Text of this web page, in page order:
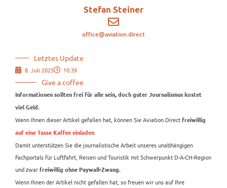
Stefan Steiner
office@aviation.direct
Letztes Update
8. Juli 2025 10:39
Give a coffee
Informationen sollten frei für alle sein, doch guter Journalismus kostet
viel Geld.
Wenn Ihnen dieser Artikel gefallen hat, können Sie Aviation.Direct freiwillig
auf eine Tasse Kaffee einladen.
Damit unterstützen Sie die journalistische Arbeit unseres unabhängigen
Fachportals für Luftfahrt, Reisen und Touristik mit Schwerpunkt D-A-CH-Region
und zwar freiwillig ohne Paywall-Zwang.
Wenn Ihnen der Artikel nicht gefallen hat, so freuen wir uns auf Ihre